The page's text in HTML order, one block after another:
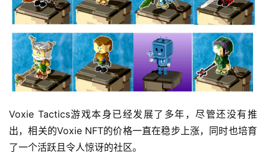
Voxie Tactics游戏本身已经发展了多年，尽管还没有推
出，相关的Voxie NFT的价格一直在稳步上涨，同时也培育
了一个活跃且令人惊讶的社区。